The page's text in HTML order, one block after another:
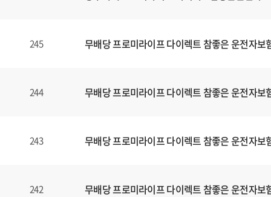
245 무배당 프로미라이프 다이렉트 참좋은 운전자보
244 무배당 프로미라이프 다이렉트 참좋은 운전자보
243 무배당 프로미라이프 다이렉트 참좋은 운전자보
242 무배당 프로미라이프 다이렉트 참좋은 운전자보